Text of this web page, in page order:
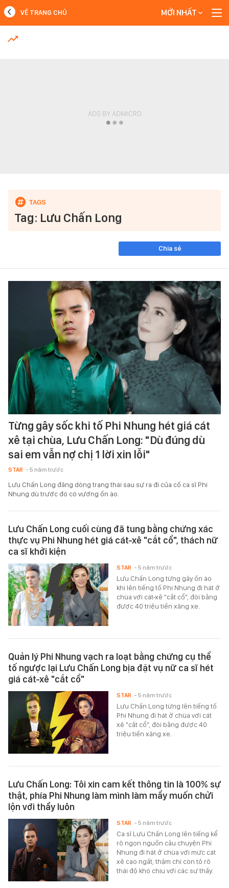
MỚI NHẤT
VỀ TRANG CHỦ MỚI NHẤT
Tag: Lưu Chấn Long
Chia sẻ
Từng gây sốc khi tố Phi Nhung hét giá cát
xê tại chùa, Lưu Chấn Long: "Dù đúng dù
sai em vẫn nợ chị 1 lời xin lỗi"
STAR - 5 năm trước
Lưu Chấn Long đăng dòng trạng thái sau sự ra đi của cố ca sĩ Phi
Nhung dù trước đó có vướng ồn ào.
Lưu Chấn Long cuối cùng đã tung bằng chứng xác
thực vụ Phi Nhung hét giá cát-xê "cắt cổ", thách nữ
ca sĩ khởi kiện
Lưu Chấn Long từng gây ồn ào
khi lên tiếng tố Phi Nhung đi hát ở
chùa với cát-xê "cắt cổ", đòi bằng
được 40 triệu tiền xăng xe.
STAR - 5 năm trước
Quản lý Phi Nhung vạch ra loạt bằng chứng cụ thể
tố ngược lại Lưu Chấn Long bịa đặt vụ nữ ca sĩ hét
giá cát-xê "cắt cổ"
Lưu Chấn Long từng lên tiếng tố
Phi Nhung đi hát ở chùa với cát
xê "cắt cổ", đòi bằng được 40
triệu tiền xăng xe.
STAR - 5 năm trước
Lưu Chấn Long: Tôi xin cam kết thông tin là 100% sự
thật, phía Phi Nhung làm mình làm mẩy muốn chửi
lộn với thầy luôn
Ca sĩ Lưu Chấn Long lên tiếng kể
rõ ngọn nguồn câu chuyện Phi
Nhung đi hát ở chùa với mức cát
xê cao ngất, thậm chí còn tỏ rõ
thái độ khó chịu với các sư thầy.
STAR - 5 năm trước